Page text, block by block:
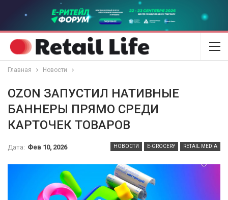
Главная Новости
OZON ЗАПУСТИЛ НАТИВНЫЕ
БАННЕРЫ ПРЯМО СРЕДИ
КАРТОЧЕК ТОВАРОВ
НОВОСТИ E-GROCERY RETAIL MEDIA
Дата: Фев 10, 2026